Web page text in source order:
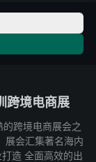
跨境电商展
跨境电商展会之
展会汇集著名海内
造 全面高效的出